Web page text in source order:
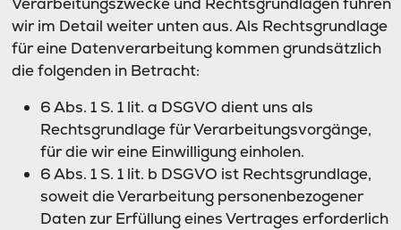
wir im Detail weiter unten aus. Als Rechtsgrundlage
für eine Datenverarbeitung kommen grundsätzlich
die folgenden in Betracht:
6 Abs. 1 S. 1 lit. a DSGVO dient uns als
Rechtsgrundlage für Verarbeitungsvorgänge,
für die wir eine Einwilligung einholen.
6 Abs. 1 S. 1 lit. b DSGVO ist Rechtsgrundlage,
soweit die Verarbeitung personenbezogener
Daten zur Erfüllung eines Vertrages erforderlich